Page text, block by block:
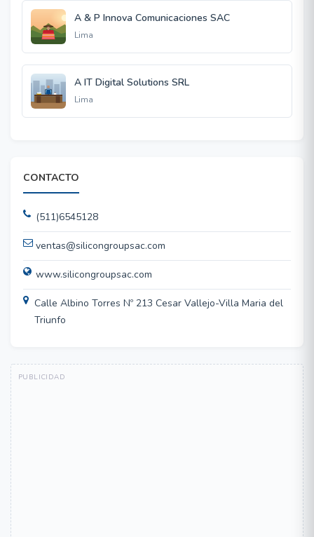
A & P Innova Comunicaciones SAC
Lima
A IT Digital Solutions SRL
Lima
CONTACTO
(511)6545128
ventas@silicongroupsac.com
www.silicongroupsac.com
Calle Albino Torres Nº 213 Cesar Vallejo-Villa Maria del
Triunfo